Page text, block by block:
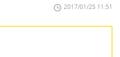
2017/01/25 11:51